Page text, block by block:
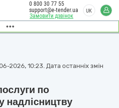
Замовити дзвінок
0 800 30 77 55
support@e-tender.ua
UK
2026, 10:23. Дата останніх змін
по
надлісництву